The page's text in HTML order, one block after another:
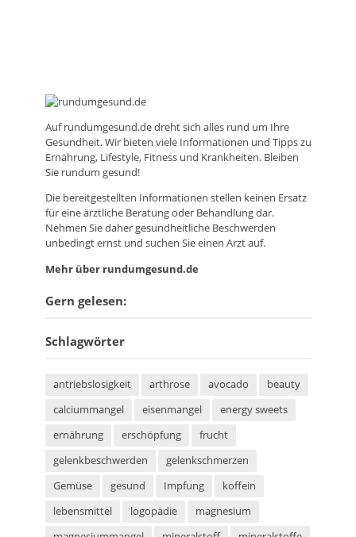
Aufrundumgesund.dedreht sich alles rund um Ihre
Gesundheit. Wir bieten viele Informationen und Tipps zu
Ernährung, Lifestyle, Fitness und Krankheiten. Bleiben
Sie rundum gesund!
Die bereitgestellten Informationen stellen keinen Ersatz
für eine ärztliche Beratung oder Behandlung dar.
Nehmen Sie daher gesundheitliche Beschwerden
unbedingt ernst und suchen Sie einen Arzt auf.
Mehr über rundumgesund.de
Gern gelesen:
Schlagwörter
antriebslosigkeit arthrose avocado
beauty
calciummangel
eisenmangel
energy sweets
ernährung
erschöpfung
frucht
gelenkbeschwerden
gelenkschmerzen
Gemüse
gesund Impfung
koffein
lebensmittel
logopädie
magnesium